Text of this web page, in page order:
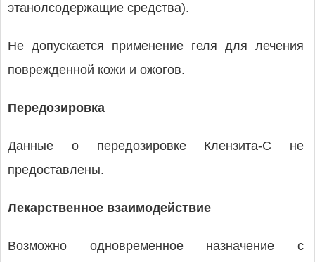
этанолсодержащие средства).
Не допускается применение геля для лечения
поврежденной кожи и ожогов.
Передозировка
Данные о передозировке Клензита-С не
предоставлены.
Лекарственное взаимодействие
Возможно одновременное назначение с